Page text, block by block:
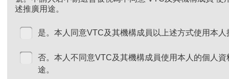
述推廣用途。
是。本人同意VTC及其機構成員以上述方式使用本
否。本人不同意VTC及其機構成員使用本人的個人
途。